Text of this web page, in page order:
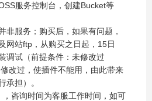
服务控制台，创建Bucket等
非服务；购买后，如果有问题，
网站ftp，从购买之日起，15日
调试（前提条件：未修改过
改过，使插件不能用，由此带来
承担）。
咨询时间为客服工作时间，如可